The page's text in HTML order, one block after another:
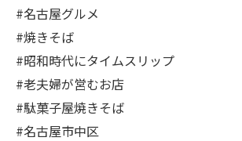
#名古屋グルメ
#焼きそば
#昭和時代にタイムスリップ
#老夫婦が営むお店
#駄菓子屋焼きそば
#名古屋市中区